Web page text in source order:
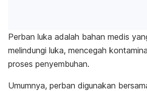
Perban luka adalah bahan medis
melindungi luka, mencegah
proses penyembuhan.
Umumnya, perban digunakan